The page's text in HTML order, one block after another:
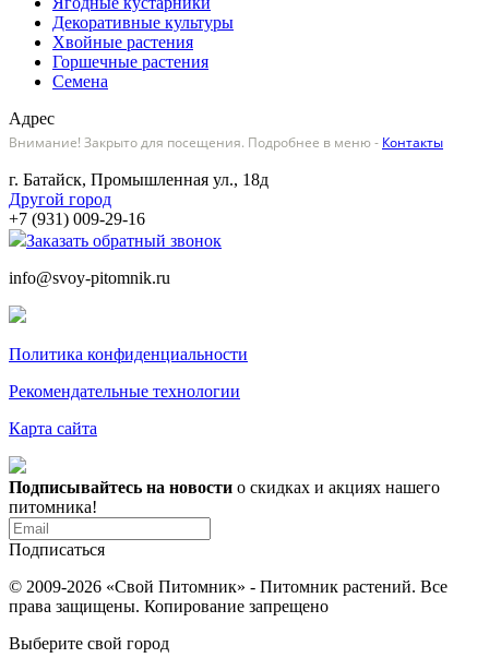
Декоративные культуры
Хвойные растения
Горшечные растения
Семена
Адрес
Внимание! Закрыто для посещения. Подробнее в меню - Контакты
г. Батайск, Промышленная ул., 18д
Другой город
+7 (931) 009-29-16
Заказать обратный звонок
info@svoy-pitomnik.ru
Политика конфиденциальности
Рекомендательные технологии
Карта сайта
Подписывайтесь на новости о скидках и акциях нашего
питомника!
Подписаться
© 2009-2026 «Свой Питомник» - Питомник растений. Все
права защищены. Копирование запрещено
Выберите свой город